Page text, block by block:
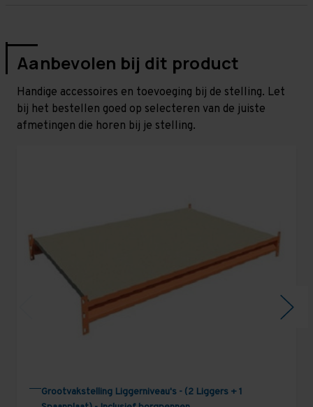
Aanbevolen bij dit product
Handige accessoires en toevoeging bij de stelling. Let
bij het bestellen goed op selecteren van de juiste
afmetingen die horen bij je stelling.
Grootvakstelling Liggerniveau's - (2 Liggers + 1